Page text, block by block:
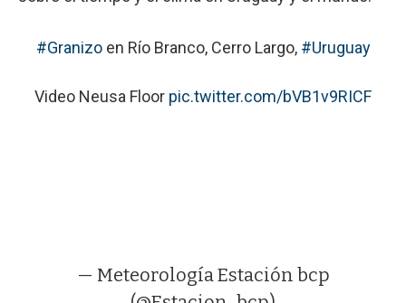
#Granizoen Río Branco, Cerro Largo, #Uruguay
Video Neusa Floor pic.twitter.com/bVB1v9RICF
— Meteorología Estación bcp